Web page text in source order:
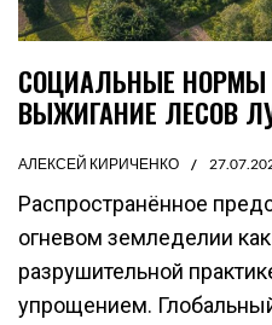
СОЦИАЛЬНЫЕ
ВЫЖИГАНИЕ ЛЕСОВ
АЛЕКСЕЙ КИРИЧЕНКО
Распространённое
огневом земледелии
разрушительной
упрощением.